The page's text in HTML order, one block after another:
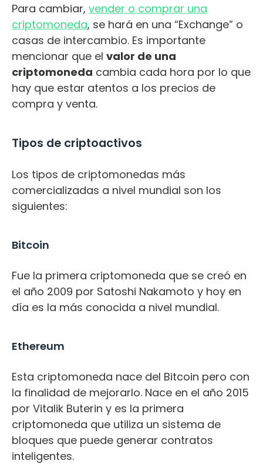
Para cambiar, vender o comprar una
criptomoneda, se hará en una “Exchange” o
casas de intercambio. Es importante
mencionar que el valor de una
criptomoneda cambia cada hora por lo que
hay que estar atentos a los precios de
compra y venta.
Tipos de criptoactivos
Los tipos de criptomonedas más
comercializadas a nivel mundial son los
siguientes:
Bitcoin
Fue la primera criptomoneda que se creó en
el año 2009 por Satoshi Nakamoto y hoy en
día es la más conocida a nivel mundial.
Ethereum
Esta criptomoneda nace del Bitcoin pero con
la finalidad de mejorarlo. Nace en el año 2015
por Vitalik Buterin y es la primera
criptomoneda que utiliza un sistema de
bloques que puede generar contratos
inteligentes.